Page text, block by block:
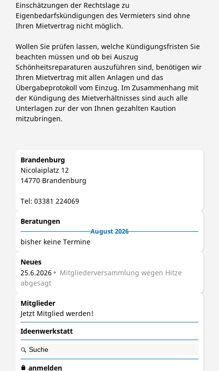
Einschätzungen der Rechtslage zu
Eigenbedarfskündigungen des Vermieters sind ohne
Ihren Mietvertrag nicht möglich.
Wollen Sie prüfen lassen, welche Kündigungsfristen Sie
beachten müssen und ob bei Auszug
Schönheitsreparaturen auszuführen sind, benötigen wir
Ihren Mietvertrag mit allen Anlagen und das
Übergabeprotokoll vom Einzug. Im Zusammenhang mit
der Kündigung des Mietverhältnisses sind auch alle
Unterlagen zur der von Ihnen gezahlten Kaution
mitzubringen.
Brandenburg
Nicolaiplatz 12
14770 Brandenburg
Tel: 03381 224069
Beratungen
August 2026
bisher keine Termine
Neues
25.6.2026
Mit­glieder­versamm­lung wegen Hitze
abgesagt
Mitglieder
Jetzt Mitglied werden!
Ideenwerkstatt

 anmelden